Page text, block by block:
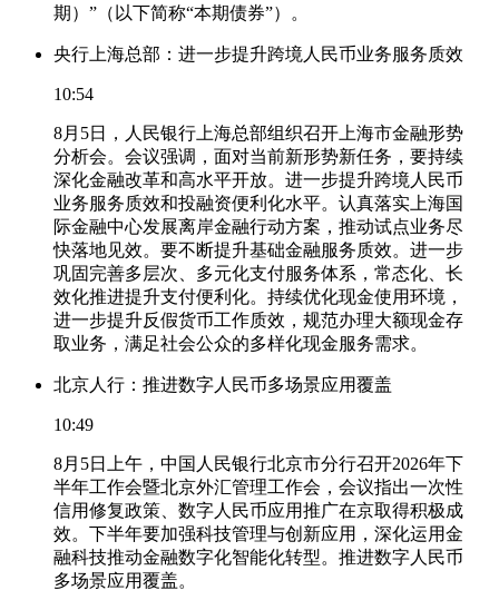
期）”（以下简称“本期债券”）。
央行上海总部：进一步提升跨境人民币业务服务质效
10:54
8月5日，人民银行上海总部组织召开上海市金融形势
分析会。会议强调，面对当前新形势新任务，要持续
深化金融改革和高水平开放。进一步提升跨境人民币
业务服务质效和投融资便利化水平。认真落实上海国
际金融中心发展离岸金融行动方案，推动试点业务尽
快落地见效。要不断提升基础金融服务质效。进一步
巩固完善多层次、多元化支付服务体系，常态化、长
效化推进提升支付便利化。持续优化现金使用环境，
进一步提升反假货币工作质效，规范办理大额现金存
取业务，满足社会公众的多样化现金服务需求。
北京人行：推进数字人民币多场景应用覆盖
10:49
8月5日上午，中国人民银行北京市分行召开2026年下
半年工作会暨北京外汇管理工作会，会议指出一次性
信用修复政策、数字人民币应用推广在京取得积极成
效。下半年要加强科技管理与创新应用，深化运用金
融科技推动金融数字化智能化转型。推进数字人民币
多场景应用覆盖。